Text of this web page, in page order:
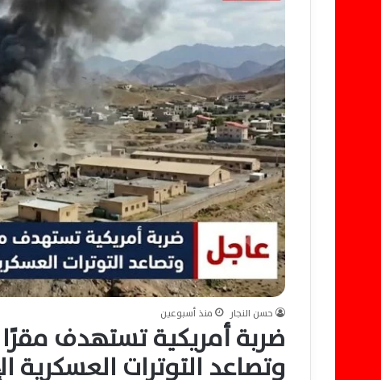
حسن النجار منذ أسبوعين
ضربة أمريكية تستهدف
وتصاعد التوترات العسكرية